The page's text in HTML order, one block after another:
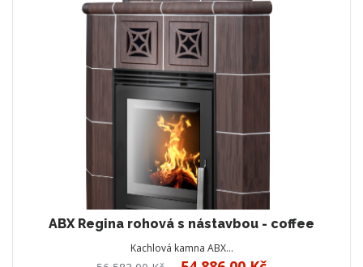
ABX Regina rohová s nástavbou - coffee
Kachlová kamna ABX…